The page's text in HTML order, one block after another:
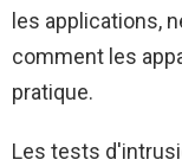
les applications,
comment les
pratique.
Les tests